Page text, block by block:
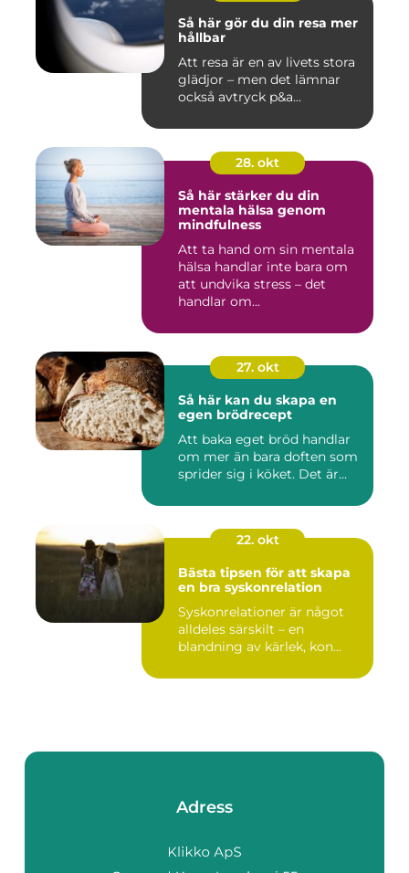
Så här gör du din resa mer
hållbar
Att resa är en av livets stora
glädjor – men det lämnar
också avtryck p&a...
28. okt
Så här stärker du din
mentala hälsa genom
mindfulness
Att ta hand om sin mentala
hälsa handlar inte bara om
att undvika stress – det
handlar om...
27. okt
Så här kan du skapa en
egen brödrecept
Att baka eget bröd handlar
om mer än bara doften som
sprider sig i köket. Det är...
22. okt
Bästa tipsen för att skapa
en bra syskonrelation
Syskonrelationer är något
alldeles särskilt – en
blandning av kärlek, kon...
Adress